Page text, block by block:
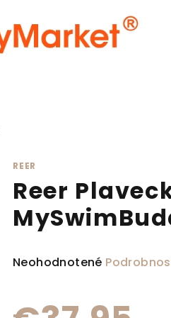
REER
Reer
Priemerné hodnotenie
Neohodnotené